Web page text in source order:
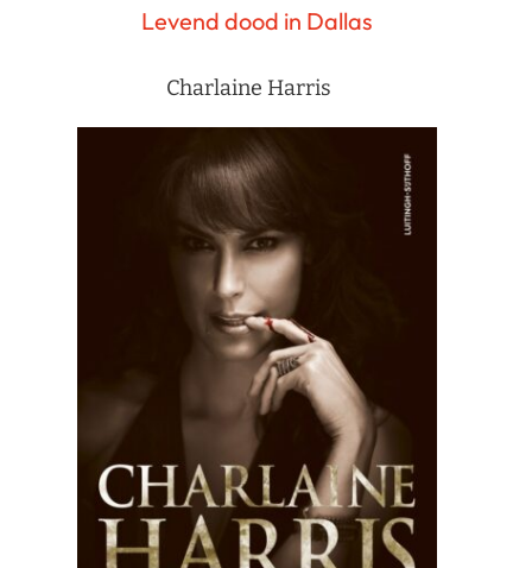
Levend dood in Dallas
Charlaine Harris